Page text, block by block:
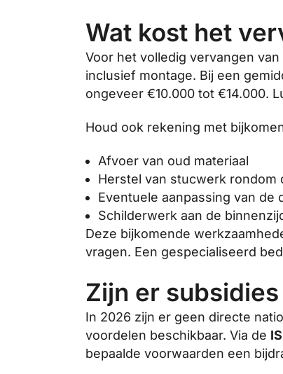
Wat kost het
Voor het volledig vervangen
inclusief montage. Bij een
ongeveer €10.000 tot €14.000.
Houd ook rekening met
Afvoer van oud materiaal
Herstel van stucwerk rondom
Eventuele aanpassing van
Schilderwerk aan de
Deze bijkomende
vragen. Een gespecialiseerd
Zijn er
In 2026 zijn er geen directe
voordelen beschikbaar. Via de
bepaalde voorwaarden een